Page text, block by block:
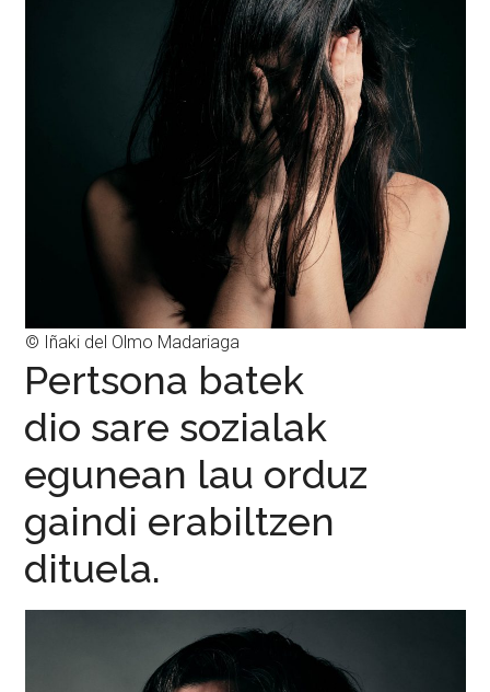
© Iñaki del Olmo Madariaga
Pertsona batek
dio sare sozialak
egunean lau orduz
gaindi erabiltzen
dituela.